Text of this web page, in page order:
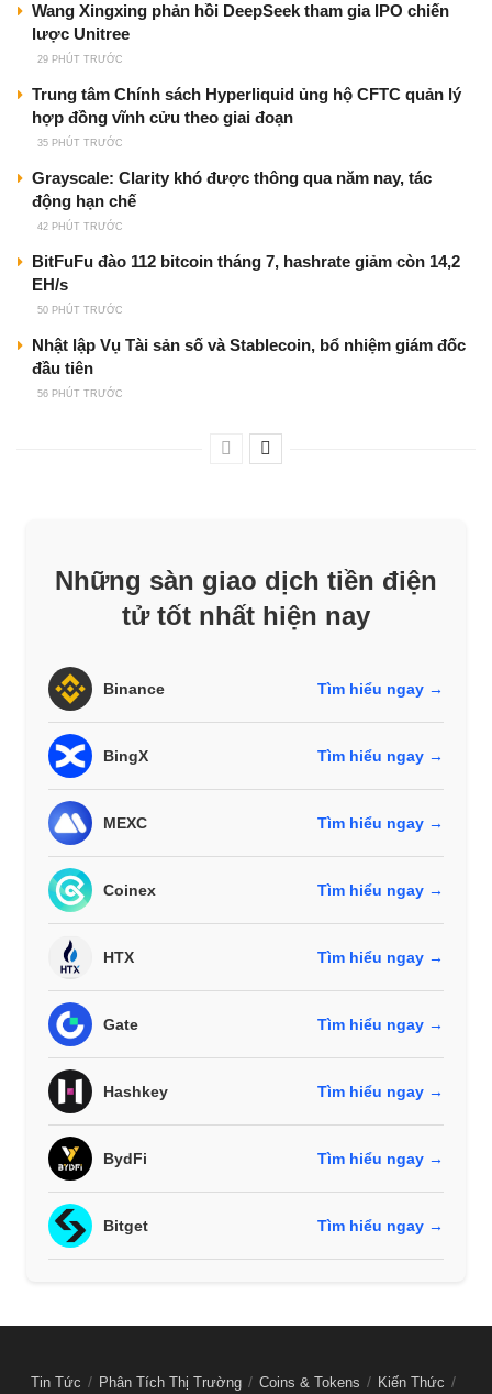
Wang Xingxing phản hồi DeepSeek tham gia IPO chiến
lược Unitree
29 PHÚT TRƯỚC
Trung tâm Chính sách Hyperliquid ủng hộ CFTC quản lý
hợp đồng vĩnh cửu theo giai đoạn
35 PHÚT TRƯỚC
Grayscale: Clarity khó được thông qua năm nay, tác
động hạn chế
42 PHÚT TRƯỚC
BitFuFu đào 112 bitcoin tháng 7, hashrate giảm còn 14,2
EH/s
50 PHÚT TRƯỚC
Nhật lập Vụ Tài sản số và Stablecoin, bổ nhiệm giám đốc
đầu tiên
56 PHÚT TRƯỚC
Những sàn giao dịch tiền điện
tử tốt nhất hiện nay
Binance Tìm hiểu ngay →
BingX Tìm hiểu ngay →
MEXC Tìm hiểu ngay →
Coinex Tìm hiểu ngay →
HTX Tìm hiểu ngay →
Gate Tìm hiểu ngay →
Hashkey Tìm hiểu ngay →
BydFi Tìm hiểu ngay →
Bitget Tìm hiểu ngay →
Tin Tức Phân Tích Thị Trường Coins & Tokens Kiến Thức